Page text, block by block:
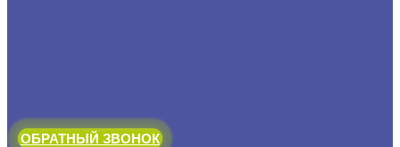
ОБРАТНЫЙ ЗВОНОК